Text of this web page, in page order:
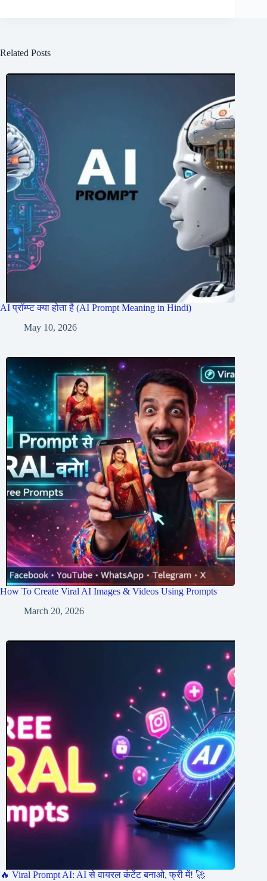
Related Posts
AI प्रॉम्प्ट क्या होता है (AI Prompt Meaning in Hindi)
May 10, 2026
How To Create Viral AI Images & Videos Using Prompts
March 20, 2026
🔥 Viral Prompt AI: AI से वायरल कंटेंट बनाओ, फ्री में! 🚀